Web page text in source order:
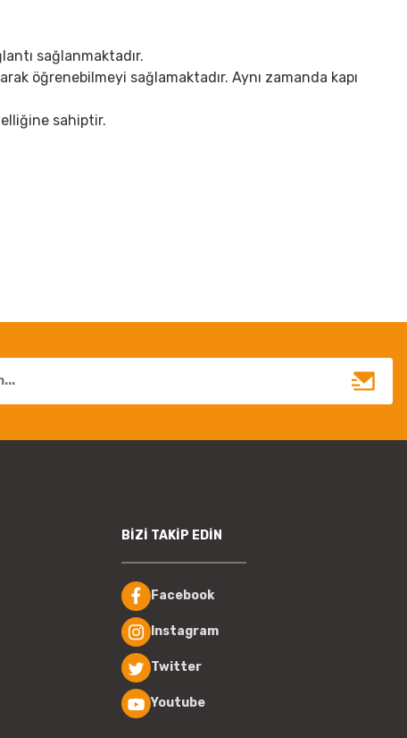
sağlanmaktadır.
öğrenebilmeyi sağlamaktadır. Aynı zamanda kapı
sahiptir.
BİZİ TAKİP EDİN
Facebook
Instagram
Twitter
Youtube